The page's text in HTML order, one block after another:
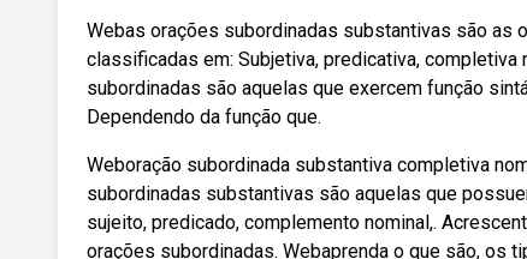
Webas orações subordinadas substantivas são as
classificadas em: Subjetiva, predicativa,
subordinadas são aquelas que exercem função
Dependendo da função que.
Weboração subordinada substantiva completiva
subordinadas substantivas são aquelas que
sujeito, predicado, complemento nominal,.
orações subordinadas. Webaprenda o que são, os